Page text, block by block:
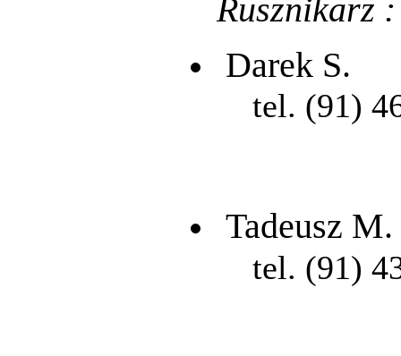
Rusznikarz :
Darek S.
tel. (91)
Tadeusz M.
tel. (91)